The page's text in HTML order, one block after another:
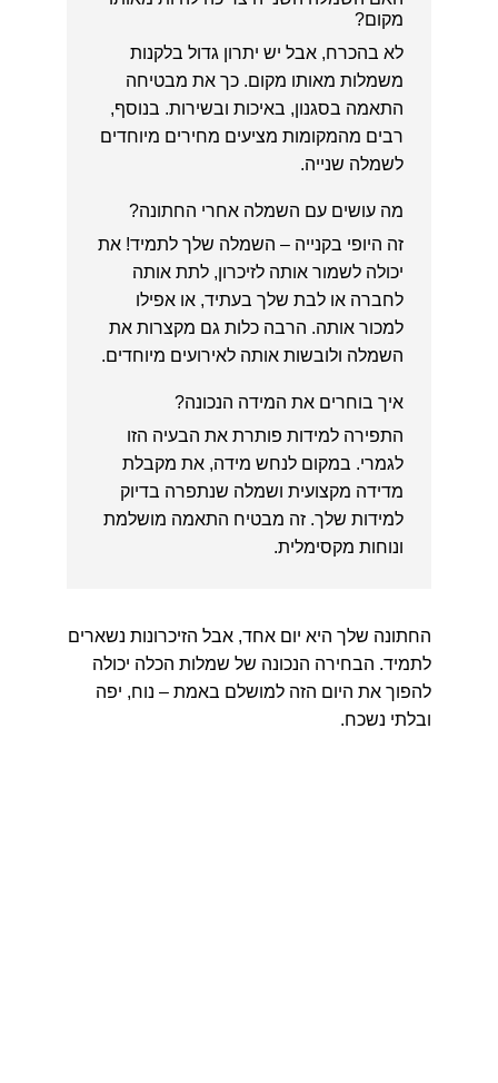
מקום?
לא בהכרח, אבל יש יתרון גדול בלקנות
משמלות מאותו מקום. כך את מבטיחה
התאמה בסגנון, באיכות ובשירות. בנוסף,
רבים מהמקומות מציעים מחירים מיוחדים
לשמלה שנייה.
מה עושים עם השמלה אחרי החתונה?
זה היופי בקנייה – השמלה שלך לתמיד! את
יכולה לשמור אותה לזיכרון, לתת אותה
לחברה או לבת שלך בעתיד, או אפילו
למכור אותה. הרבה כלות גם מקצרות את
השמלה ולובשות אותה לאירועים מיוחדים.
איך בוחרים את המידה הנכונה?
התפירה למידות פותרת את הבעיה הזו
לגמרי. במקום לנחש מידה, את מקבלת
מדידה מקצועית ושמלה שנתפרה בדיוק
למידות שלך. זה מבטיח התאמה מושלמת
ונוחות מקסימלית.
החתונה שלך היא יום אחד, אבל הזיכרונות נשארים
לתמיד. הבחירה הנכונה של שמלות הכלה יכולה
להפוך את היום הזה למושלם באמת – נוח, יפה
ובלתי נשכח.